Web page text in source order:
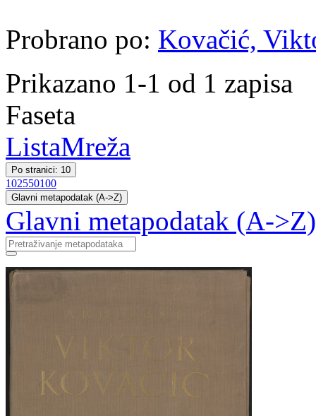
Probrano po: Kovačić,
Prikazano 1-1 od 1 zapisa
Faseta
ListaMreža
Po stranici: 10
102550100
Glavni metapodatak (A->Z)
Glavni metapodatak (A->Z)